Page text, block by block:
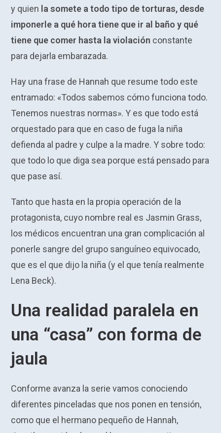
y quien la somete a todo tipo de torturas, desde
imponerle a qué hora tiene que ir al baño y qué
tiene que comer hasta la violación constante
para dejarla embarazada.
Hay una frase de Hannah que resume todo este
entramado: «Todos sabemos cómo funciona todo.
Tenemos nuestras normas». Y es que todo está
orquestado para que en caso de fuga la niña
defienda al padre y culpe a la madre. Y sobre todo:
que todo lo que diga sea porque está pensado para
que pase así.
Tanto que hasta en la propia operación de la
protagonista, cuyo nombre real es Jasmin Grass,
los médicos encuentran una gran complicación al
ponerle sangre del grupo sanguíneo equivocado,
que es el que dijo la niña (y el que tenía realmente
Lena Beck).
Una realidad paralela en
una “casa” con forma de
jaula
Conforme avanza la serie vamos conociendo
diferentes pinceladas que nos ponen en tensión,
como que el hermano pequeño de Hannah,